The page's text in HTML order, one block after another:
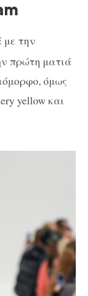
την
πρώτη ματιά
όμως
yellow και